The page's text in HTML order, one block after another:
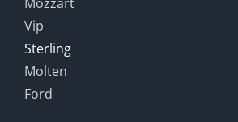
Vip
Sterling
Molten
Ford